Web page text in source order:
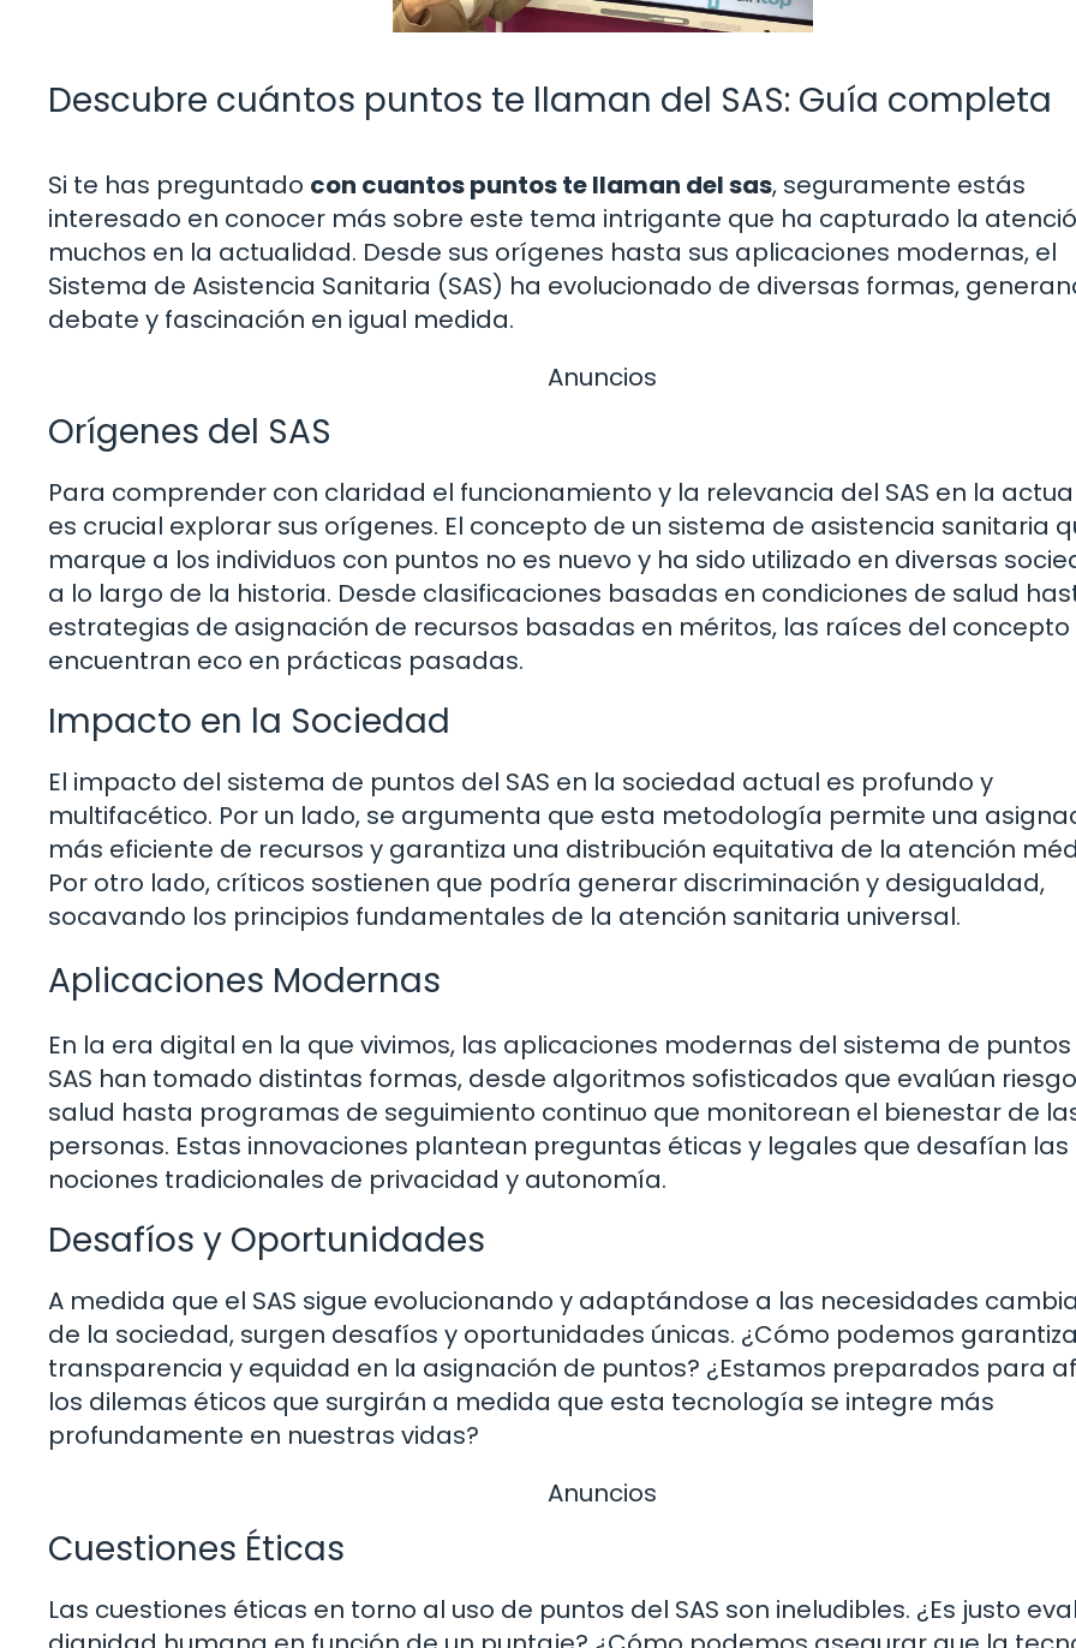
Descubre cuántos puntos te llaman del SAS: Guía completa
Si te has preguntado con cuantos puntos te llaman del sas, seguramente estás
interesado en conocer más sobre este tema intrigante que ha capturado la
muchos en la actualidad. Desde sus orígenes hasta sus aplicaciones modernas, el
Sistema de Asistencia Sanitaria (SAS) ha evolucionado de diversas formas,
debate y fascinación en igual medida.
Anuncios
Orígenes del SAS
Para comprender con claridad el funcionamiento y la relevancia del SAS en la
es crucial explorar sus orígenes. El concepto de un sistema de asistencia sanitaria
marque a los individuos con puntos no es nuevo y ha sido utilizado en diversas
a lo largo de la historia. Desde clasificaciones basadas en condiciones de salud
estrategias de asignación de recursos basadas en méritos, las raíces del concepto
encuentran eco en prácticas pasadas.
Impacto en la Sociedad
El impacto del sistema de puntos del SAS en la sociedad actual es profundo y
multifacético. Por un lado, se argumenta que esta metodología permite una
más eficiente de recursos y garantiza una distribución equitativa de la atención
Por otro lado, críticos sostienen que podría generar discriminación y desigualdad,
socavando los principios fundamentales de la atención sanitaria universal.
Aplicaciones Modernas
En la era digital en la que vivimos, las aplicaciones modernas del sistema de
SAS han tomado distintas formas, desde algoritmos sofisticados que evalúan
salud hasta programas de seguimiento continuo que monitorean el bienestar de
personas. Estas innovaciones plantean preguntas éticas y legales que desafían las
nociones tradicionales de privacidad y autonomía.
Desafíos y Oportunidades
A medida que el SAS sigue evolucionando y adaptándose a las necesidades
de la sociedad, surgen desafíos y oportunidades únicas. ¿Cómo podemos
transparencia y equidad en la asignación de puntos? ¿Estamos preparados para
los dilemas éticos que surgirán a medida que esta tecnología se integre más
profundamente en nuestras vidas?
Anuncios
Cuestiones Éticas
Las cuestiones éticas en torno al uso de puntos del SAS son ineludibles. ¿Es justo